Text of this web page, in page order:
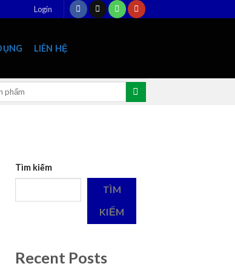
Login
LIÊN HỆ
Tìm kiếm
TÌM
KIẾM
Recent Posts